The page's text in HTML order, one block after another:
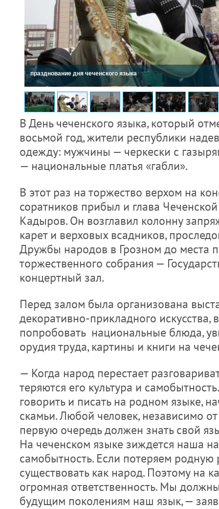
празднование дня чеченского языка
В День чеченского языка, который
восьмой год, жители республики
одежду: мужчины — черкески с
— национальные платья «габли».
В этот раз на торжество верхом на
соратников прибыл и глава
Кадыров. Он возглавил колонну
карет и верховых всадников,
Дружбы народов в Грозном до места
торжественного собрания —
концертный зал.
Перед залом была организована
декоративно-прикладного
попробовать национальные блюда,
орудия труда, картины и книги на
— Когда народ перестает
теряются его культура и
говорить и писать на родном языке,
скамьи. Любой человек, независимо
первую очередь должен знать свой
На чеченском языке зиждется наша
самобытность. Если потеряем родную
существовать как народ. Поэтому на
огромная ответственность. Мы
будущим поколениям наш язык, —